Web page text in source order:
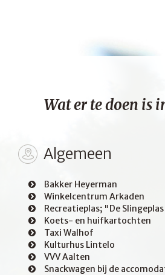
Wat er te doen is
Algemeen
Bakker Heyerman
Winkelcentrum Arkaden
Recreatieplas; "De
Koets- en huifkartochten
Taxi Walhof
Kulturhus Lintelo
VVV Aalten
Snackwagen bij de